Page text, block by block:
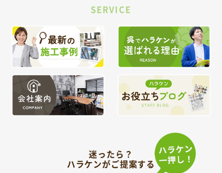
SERVICE
迷ったら？
ハラケンがご提案する